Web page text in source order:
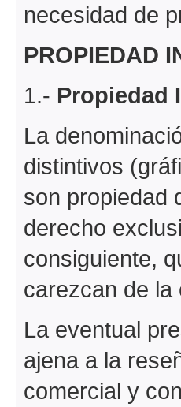
necesidad de
PROPIEDAD
1.- Propiedad
La
distintivos
son propiedad
derecho
consiguiente,
carezcan de la
La eventual
ajena a la
comercial y